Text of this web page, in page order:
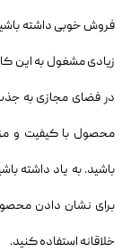
فروش خوبی داشته
زیادی مشغول به این
در فضای مجازی به
محصول با کیفیت و
باشید. به یاد داشته
برای نشان دادن
خلاقانه استفاده کنید.